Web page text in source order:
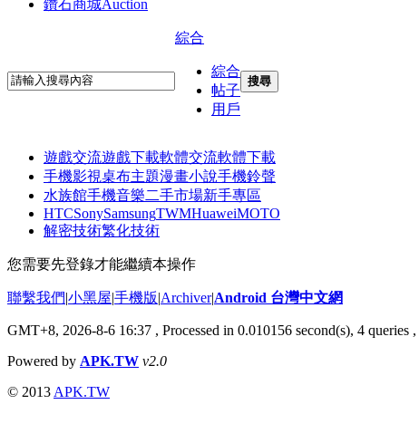
鑽石商城Auction
綜合
綜合
帖子
用戶
搜尋
遊戲交流遊戲下載軟體交流軟體下載
手機影視桌布主題漫畫小說手機鈴聲
水族館手機音樂二手市場新手專區
HTCSonySamsungTWMHuaweiMOTO
解密技術繁化技術
您需要先登錄才能繼續本操作
聯繫我們|小黑屋|手機版|Archiver|Android 台灣中文網
GMT+8, 2026-8-6 16:37 , Processed in 0.010156 second(s), 4 queries
Powered by APK.TW v2.0
© 2013 APK.TW